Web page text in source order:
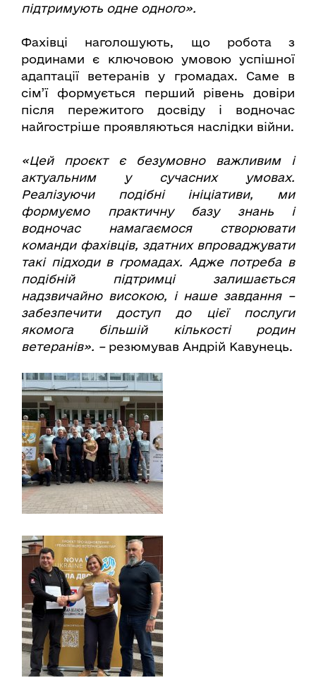
підтримують одне одного».
Фахівці наголошують, що робота з
родинами є ключовою умовою успішної
адаптації ветеранів у громадах. Саме в
сім’ї формується перший рівень довіри
після пережитого досвіду і водночас
найгостріше проявляються наслідки війни.
«Цей проєкт є безумовно важливим і
актуальним у сучасних умовах.
Реалізуючи подібні ініціативи, ми
формуємо практичну базу знань і
водночас намагаємося створювати
команди фахівців, здатних впроваджувати
такі підходи в громадах. Адже потреба в
подібній підтримці залишається
надзвичайно високою, і наше завдання –
забезпечити доступ до цієї послуги
якомога більшій кількості родин
ветеранів». –резюмував Андрій Кавунець.